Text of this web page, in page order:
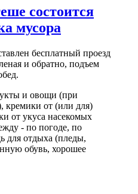
состоится
мусора
бесплатный проезд
и обратно, подъем
и овощи (при
кремики от (или для)
от укуса насекомых
- по погоде, по
для отдыха (пледы,
обувь, хорошее